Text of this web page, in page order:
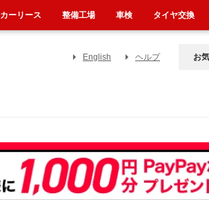
English ヘルプ お
カーリース 整備工場 車検 タイヤ交換